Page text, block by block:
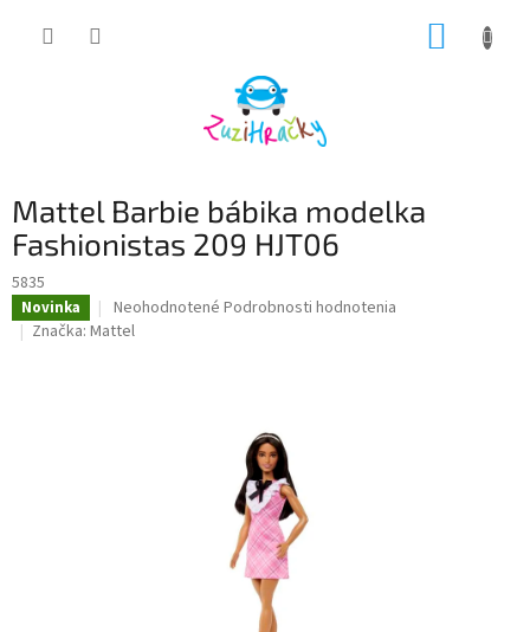
Mattel Barbie bábika modelka
Fashionistas 209 HJT06
5835
Novinka
Priemerné
hodnotenie
Neohodnotené Podrobnosti hodnotenia
Značka: Mattel